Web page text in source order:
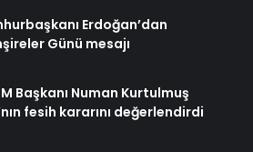
Erdoğan’dan
Günü mesajı
Başkanı Numan Kurtulmuş
fesih kararını değerlendirdi